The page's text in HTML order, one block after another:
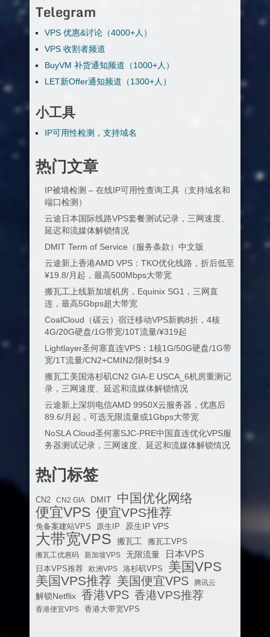
Telegram
VPS 优惠&讨论（4000+人）
VPS 收割者频道
BuyVM 补货通知频道（1000+人）
LET新Offer通知频道（1300+人）
小工具
IP可用性检测，支持域名
热门文章
IP被墙检测 – 在线IP可用性查询工具（支持域名和
端口检测）
云途日本国际线路VPS套餐测试记录，三网速度、
延迟和流媒体解锁情况
DMIT Term of Service（服务条款）中文版
云途新上香港AMD VPS：TKO优化线路，折后低至
¥19.8/月起，最高500Mbps大带宽
搬瓦工上线新加坡机房，Equinix SG1，三网直
连，最高5Gbps超大带宽
CoalCloud（碳云）宿迁移动VPS新购8折，4核
4G/20G硬盘/1G带宽/10T流量/¥319起
Lightlayer圣何塞直连VPS：1核1G/50G硬盘/1G带
宽/1T流量/CN2+CMIN2/限时$4.9
搬瓦工美国洛杉矶CN2 GIA-E USCA_6机房重测记
录，三网速度、延迟和流媒体解锁情况
云途新上深圳电信AMD 9950X云服务器，优惠后
89.6/月起，可选无限流量或1Gbps大带宽
NoSLA Cloud圣何塞SJC-PRE中国直连优化VPS服
务器测试记录，三网速度、延迟和流媒体解锁情况
热门标签
CN2 CN2 GIA DMIT 中国优化网络
便宜VPS 便宜VPS推荐
免备案建站VPS 原生IP 原生IP VPS
大带宽VPS 搬瓦工
搬瓦工VPS
搬瓦工优惠码
新加坡VPS 无限流量 日本VPS
日本VPS推荐 欧洲VPS 洛杉矶VPS 美国VPS
美国VPS推荐 美国便宜VPS 腾讯云
解锁Netflix 香港VPS 香港VPS推荐
香港便宜VPS 香港大带宽VPS